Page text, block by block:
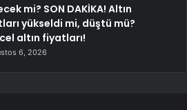
mi? SON DAKİKA! Altın
yükseldi mi, düştü mü?
altın fiyatları!
6, 2026